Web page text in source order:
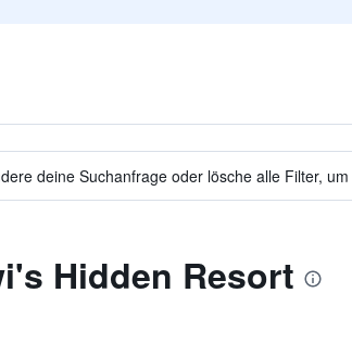
deine Suchanfrage oder lösche alle Filter,
Hidden Resort